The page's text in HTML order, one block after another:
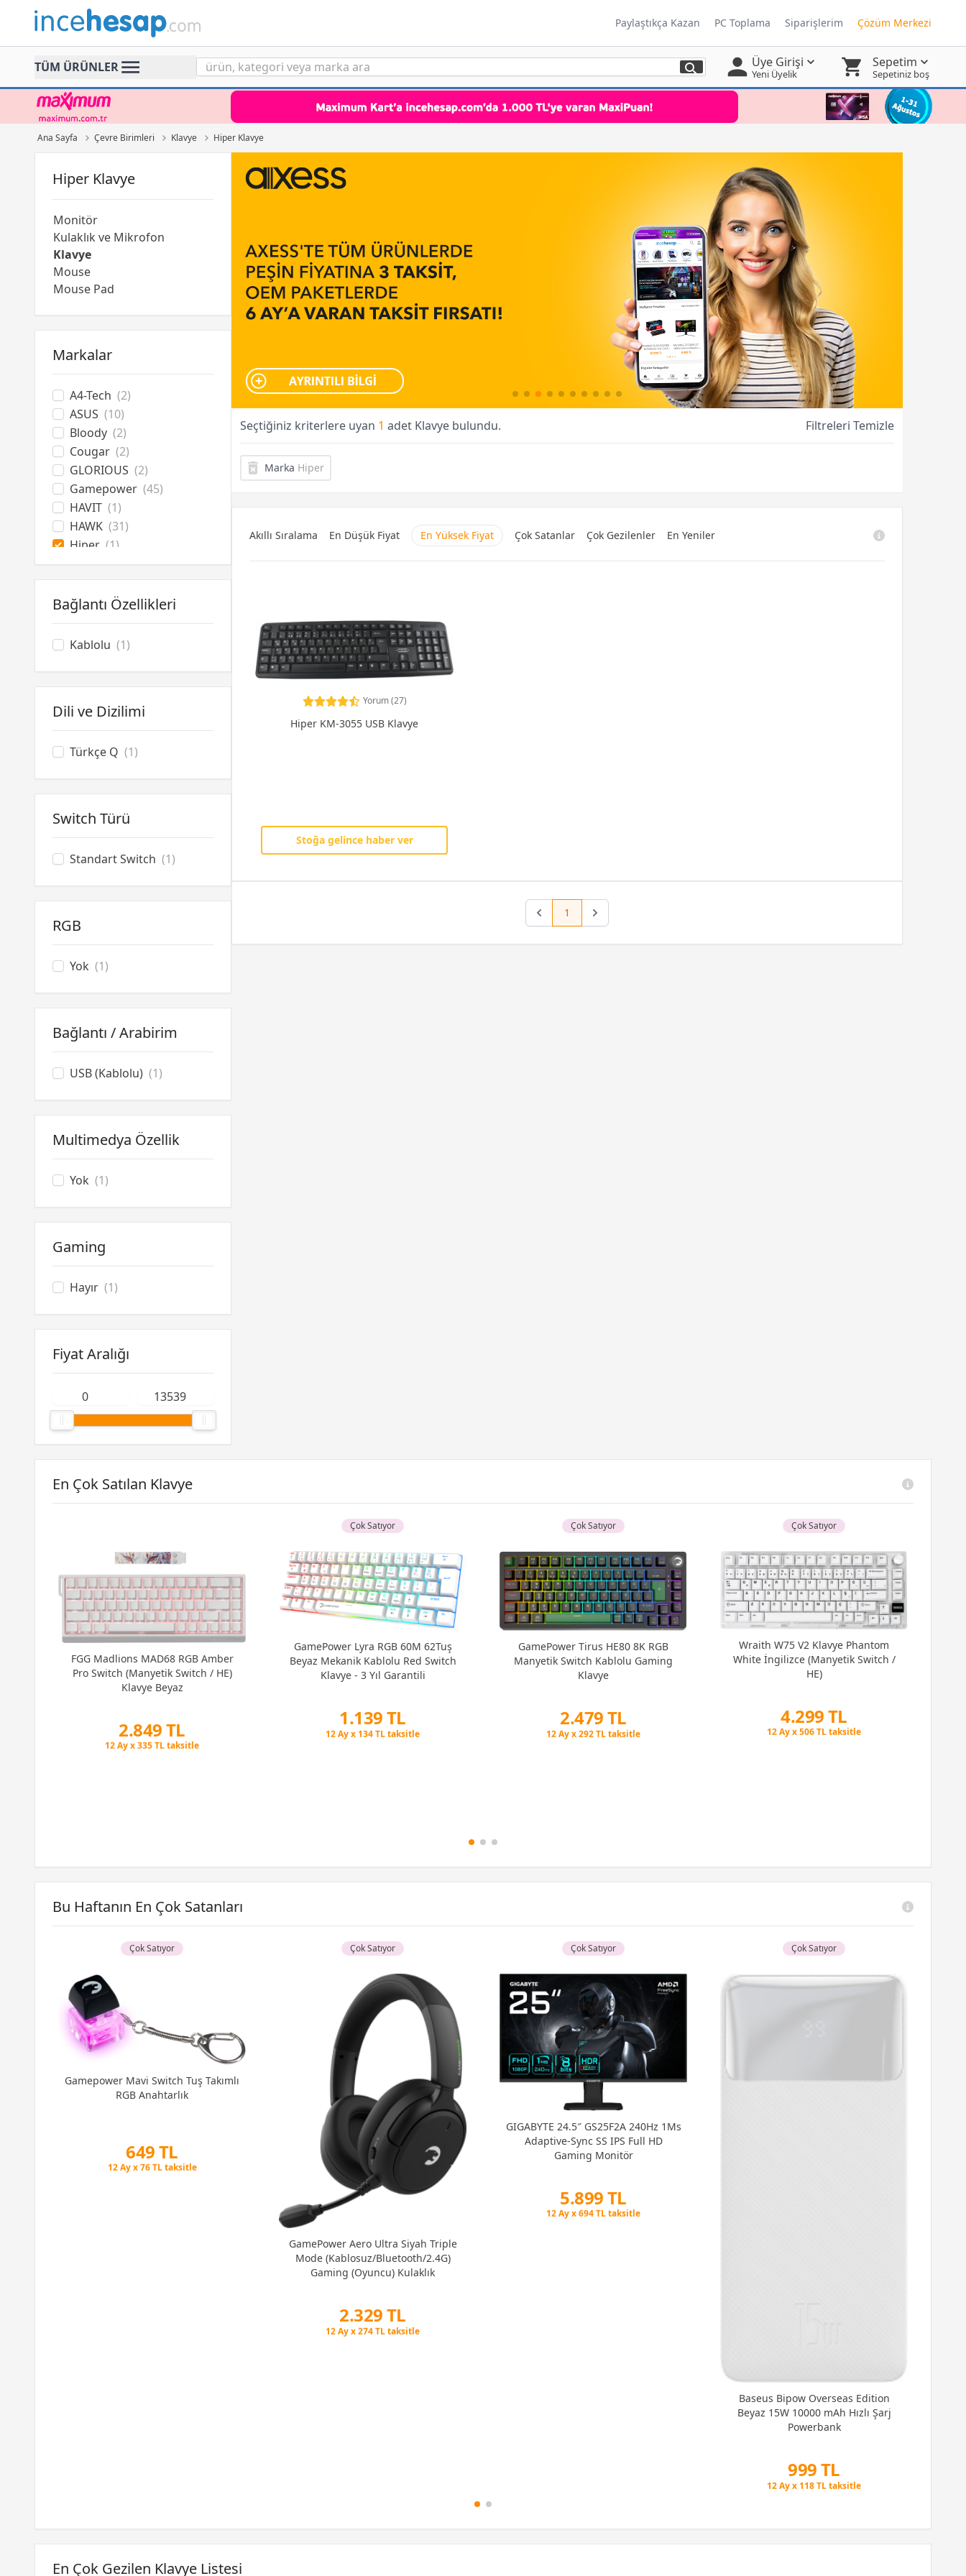
Incehesap Paylaştıkça Kazan PC Toplama Siparişlerim Çözüm Merkezi
TÜM ÜRÜNLER Üye Girişi
Yeni Üyelik
Sepetim
Sepetiniz boş
Ana Sayfa Çevre Birimleri Klavye Hiper Klavye
Hiper Klavye
Monitör
Kulaklık ve Mikrofon
Klavye
Mouse
Mouse Pad
Hoparlör
Kulaklık & Mouse Standı
Kasa Fanı
UPS
Monitör Askı Aparatı
Markalar
A4-Tech (2)
ASUS (10)
Bloody (2)
Cougar (2)
GLORIOUS (2)
Gamepower (45)
HAVIT (1)
HAWK (31)
Hiper (1)
James Donkey (5)
Keychron (12)
Lenovo (1)
Logitech (5)
MSI
(4)
Rampage (1)
Redragon (14)
SteelSeries (13)
Unitek (1)
Bağlantı Özellikleri
Kablolu (1)
Dili ve Dizilimi
Türkçe Q (1)
Switch Türü
Standart Switch (1)
RGB
Yok (1)
Bağlantı / Arabirim
USB (Kablolu) (1)
Multimedya Özellik
Yok (1)
Gaming
Hayır (1)
Fiyat Aralığı
Seçtiğiniz kriterlere uyan 1 adet Klavye bulundu. Filtreleri Temizle
Marka Hiper
Akıllı Sıralama En Düşük Fiyat En Yüksek Fiyat Çok Satanlar Çok Gezilenler En Yeniler
Yorum (27)
Hiper KM-3055 USB Klavye
Stoğa gelince haber ver
Previous1 Next
En Çok Satılan Klavye
FGG Madlions MAD68 RGB Amber
Pro Switch (Manyetik Switch / HE)
Klavye Beyaz
2.849 TL
Peşin Fiyatına 3 Taksit
Çok Satıyor
GamePower Lyra RGB 60M 62Tuş
Beyaz Mekanik Kablolu Red Switch
Klavye - 3 Yıl Garantili
1.139 TL
Peşin Fiyatına 3 Taksit
Çok Satıyor
GamePower Tirus HE80 8K RGB
Manyetik Switch Kablolu Gaming
Klavye
2.479 TL
Peşin Fiyatına 3 Taksit
Çok Satıyor
Wraith W75 V2 Klavye Phantom
White İngilizce (Manyetik Switch /
HE)
4.299 TL
Peşin Fiyatına 3 Taksit
Bu Haftanın En Çok Satanları
Çok Satıyor
Gamepower Mavi Switch Tuş Takımlı
RGB Anahtarlık
649 TL
Peşin Fiyatına 3 Taksit
Çok Satıyor
GamePower Aero Ultra Siyah Triple
Mode (Kablosuz/Bluetooth/2.4G)
Gaming (Oyuncu) Kulaklık
2.329 TL
Peşin Fiyatına 3 Taksit
Çok Satıyor
GIGABYTE 24.5″ GS25F2A 240Hz 1Ms
Adaptive-Sync SS IPS Full HD
Gaming Monitör
5.899 TL
Peşin Fiyatına 6 Taksit
Çok Satıyor
Baseus Bipow Overseas Edition
Beyaz 15W 10000 mAh Hızlı Şarj
Powerbank
999 TL
Peşin Fiyatına 3 Taksit
En Çok Gezilen Klavye Listesi